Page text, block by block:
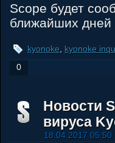
Scope будет
ближайших дней
kyonoke, kyonoke
0
Новости
вируса
18.04.2017 05:50